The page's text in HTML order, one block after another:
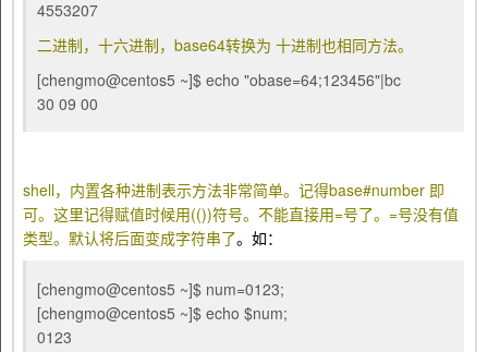
4553207
二进制，十六进制，base64转换为 十进制也相同方法。
[chengmo@centos5 ~]$ echo "obase=64;123456"|bc
30 09 00
shell，内置各种进制表示方法非常简单。记得base#number 即
可。这里记得赋值时候用(())符号。不能直接用=号了。=号没有值
类型。默认将后面变成字符串了。如：
[chengmo@centos5 ~]$ num=0123;
[chengmo@centos5 ~]$ echo $num;
0123